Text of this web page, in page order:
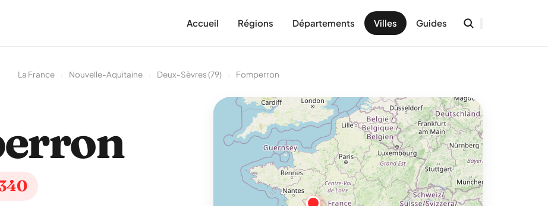
Accueil Régions Départements Villes Guides
La France Nouvelle-Aquitaine Deux-Sèvres (79) Fomperron